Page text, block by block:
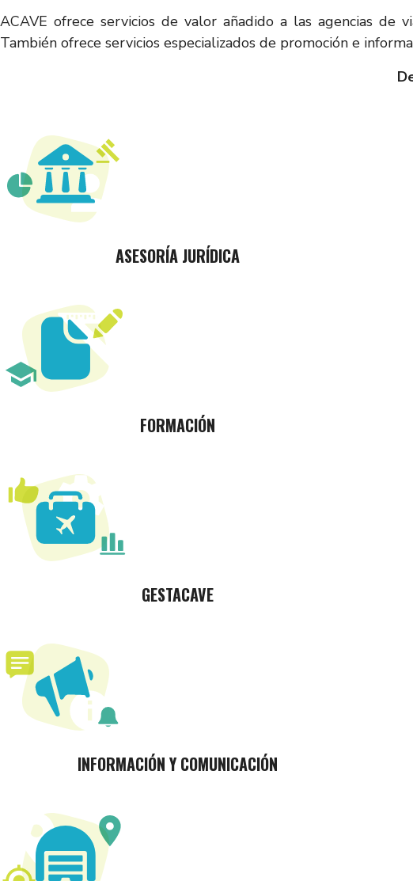
ACAVE ofrece servicios de valor añadido a las agencias de
También ofrece servicios especializados de promoción e
ASESORÍA JURÍDICA
FORMACIÓN
GESTACAVE
INFORMACIÓN Y COMUNICACIÓN